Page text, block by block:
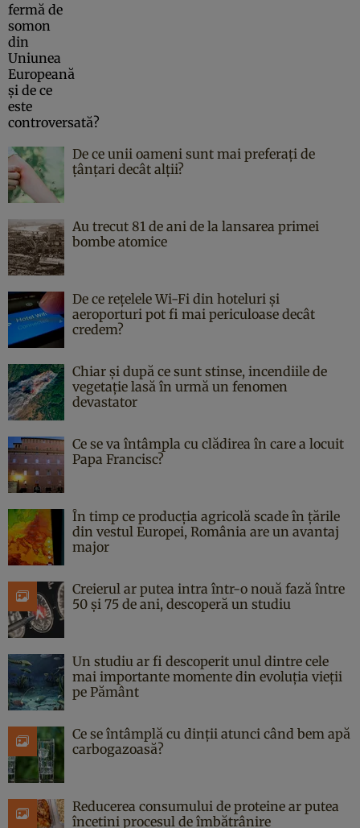
De ce unii oameni sunt mai preferați de
țânțari decât alții?
Au trecut 81 de ani de la lansarea primei
bombe atomice
De ce rețelele Wi-Fi din hoteluri și
aeroporturi pot fi mai periculoase decât
credem?
Chiar și după ce sunt stinse, incendiile de
vegetație lasă în urmă un fenomen
devastator
Ce se va întâmpla cu clădirea în care a locuit
Papa Francisc?
În timp ce producția agricolă scade în țările
din vestul Europei, România are un avantaj
major
Creierul ar putea intra într-o nouă fază între
50 și 75 de ani, descoperă un studiu
Un studiu ar fi descoperit unul dintre cele
mai importante momente din evoluția vieții
pe Pământ
Ce se întâmplă cu dinții atunci când bem apă
carbogazoasă?
Reducerea consumului de proteine ar putea
încetini procesul de îmbătrânire